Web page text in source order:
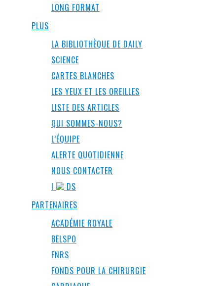
LONG FORMAT
PLUS
LA BIBLIOTHÈQUE DE DAILY
SCIENCE
CARTES BLANCHES
LES YEUX ET LES OREILLES
LISTE DES ARTICLES
QUI SOMMES-NOUS?
L’ÉQUIPE
ALERTE QUOTIDIENNE
NOUS CONTACTER
I
DS
PARTENAIRES
ACADÉMIE ROYALE
BELSPO
FNRS
FONDS POUR LA CHIRURGIE